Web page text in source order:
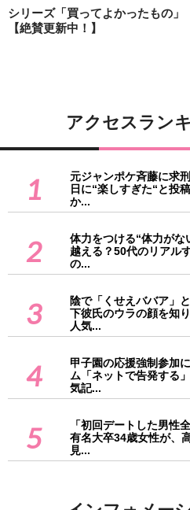
シリーズ「買ってよかったもの」
【絶賛更新中！】
アクセスラン
1
元ジャンポケ斉藤に求
日に“楽しすぎた“と投
か...
2
体力をつける“体力がな
越える？50代のリアル
の...
3
陰で「くせえババア」
下彼氏のウラの顔を知
人気...
4
甲子園の応援強制参加
ム「ネットで告発する
気記...
5
「初回デートした男性
有名大卒34歳女性が、
見...